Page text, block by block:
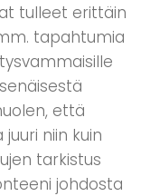
tulleet erittäin
tapahtumia
että
niin kuin
tarkistus
johdosta